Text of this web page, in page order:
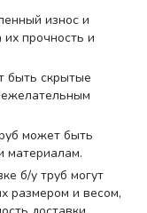
износ и
прочность и
быть скрытые
может быть
материалам.
б/у труб могут
размером и весом,